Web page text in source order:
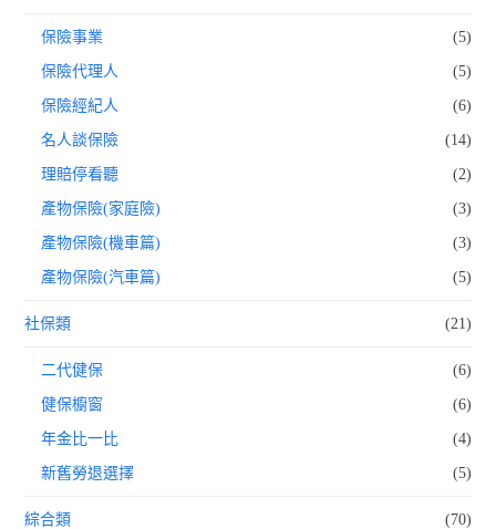
保險事業 (5)
保險代理人 (5)
保險經紀人 (6)
名人談保險 (14)
理賠停看聽 (2)
產物保險(家庭險) (3)
產物保險(機車篇) (3)
產物保險(汽車篇) (5)
社保類 (21)
二代健保 (6)
健保櫥窗 (6)
年金比一比 (4)
新舊勞退選擇 (5)
綜合類 (70)